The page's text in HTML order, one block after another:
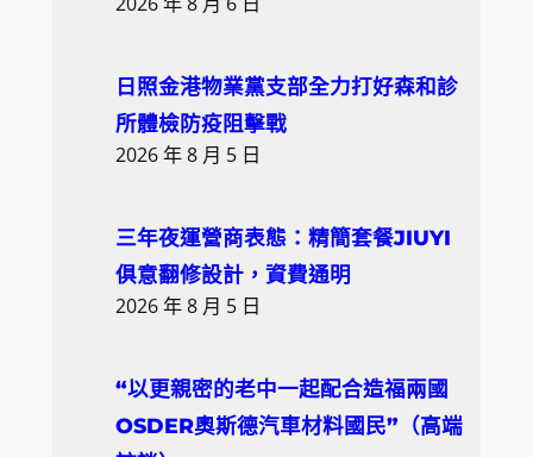
日照金港物業黨支部全力打好森和診
所體檢防疫阻擊戰
2026 年 8 月 5 日
三年夜運營商表態：精簡套餐JIUYI
俱意翻修設計，資費通明
2026 年 8 月 5 日
“以更親密的老中一起配合造福兩國
OSDER奧斯德汽車材料國民”（高端